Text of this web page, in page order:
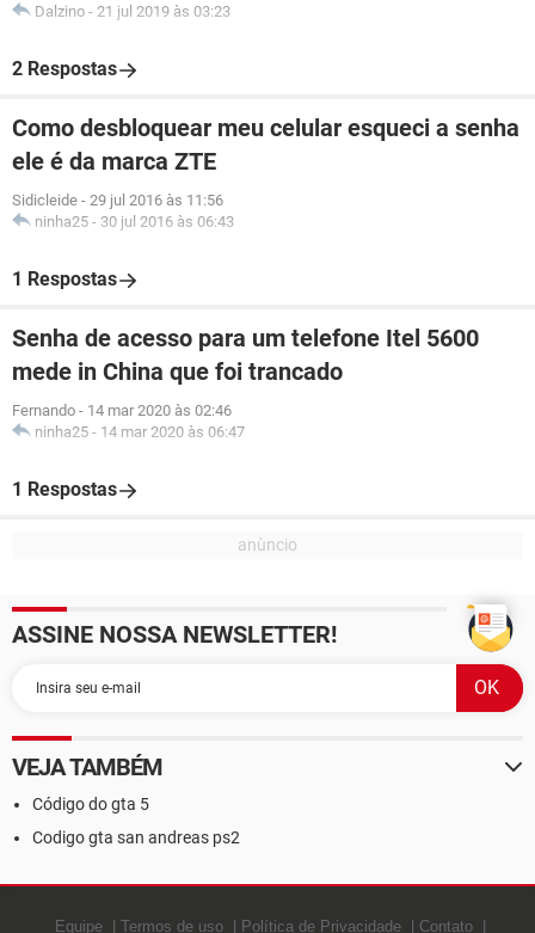
Dalzino - 21 jul 2019 às 03:23
2 Respostas
Como desbloquear meu celular esqueci a senha
ele é da marca ZTE
Sidicleide - 29 jul 2016 às 11:56
ninha25 - 30 jul 2016 às 06:43
1 Respostas
Senha de acesso para um telefone Itel 5600
mede in China que foi trancado
Fernando - 14 mar 2020 às 02:46
ninha25 - 14 mar 2020 às 06:47
1 Respostas
ASSINE NOSSA NEWSLETTER!
VEJA TAMBÉM
Código do gta 5
Codigo gta san andreas ps2
Equipe Termos de uso Política de Privacidade Contato